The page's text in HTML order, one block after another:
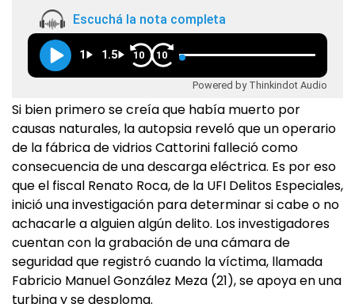
Escuchá la nota completa
1 1.5 10 10
Powered by Thinkindot Audio
Si bien primero se creía que había muerto por
causas naturales, la autopsia reveló que un operario
de la fábrica de vidrios Cattorini falleció como
consecuencia de una descarga eléctrica. Es por eso
que el fiscal Renato Roca, de la UFI Delitos Especiales,
inició una investigación para determinar si cabe o no
achacarle a alguien algún delito. Los investigadores
cuentan con la grabación de una cámara de
seguridad que registró cuando la víctima, llamada
Fabricio Manuel González Meza (21), se apoya en una
turbina y se desploma.